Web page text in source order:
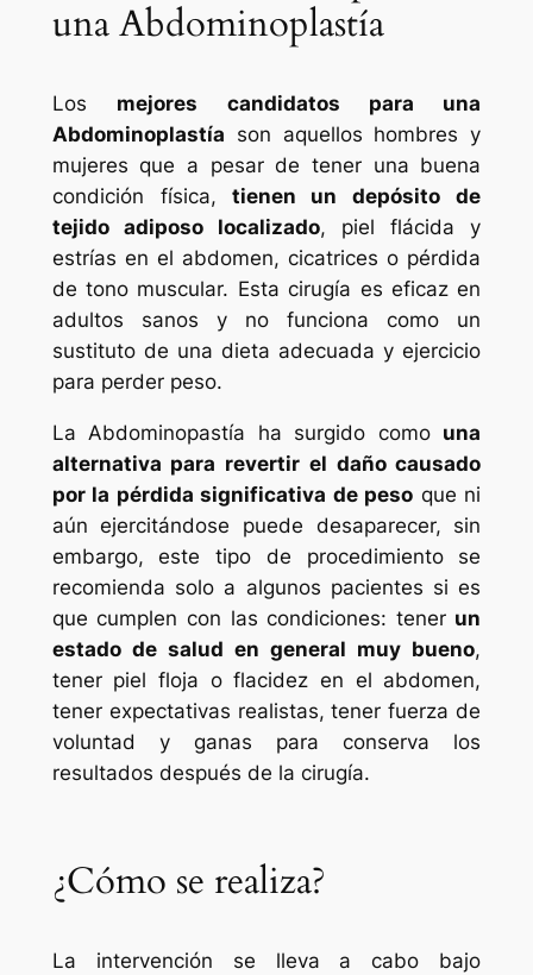
una Abdominoplastía
Los mejores candidatos para una
Abdominoplastía son aquellos hombres y
mujeres que a pesar de tener una buena
condición física, tienen un depósito de
tejido adiposo localizado, piel flácida y
estrías en el abdomen, cicatrices o pérdida
de tono muscular. Esta cirugía es eficaz en
adultos sanos y no funciona como un
sustituto de una dieta adecuada y ejercicio
para perder peso.
La Abdominopastía ha surgido como una
alternativa para revertir el daño causado
por la pérdida significativa de peso que ni
aún ejercitándose puede desaparecer, sin
embargo, este tipo de procedimiento se
recomienda solo a algunos pacientes si es
que cumplen con las condiciones: tener un
estado de salud en general muy bueno,
tener piel floja o flacidez en el abdomen,
tener expectativas realistas, tener fuerza de
voluntad y ganas para conserva los
resultados después de la cirugía.
¿Cómo se realiza?
La intervención se lleva a cabo bajo